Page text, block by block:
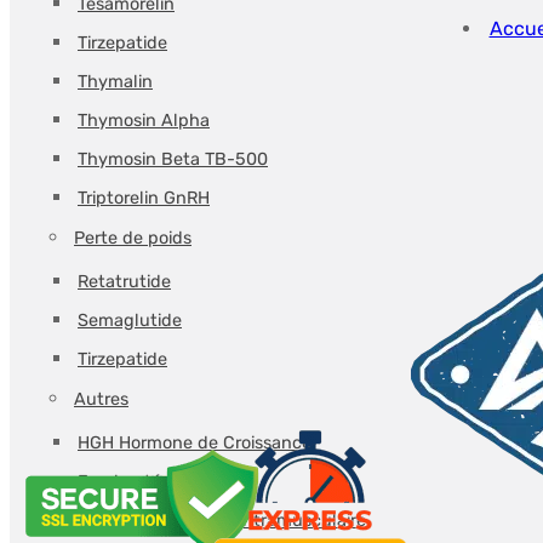
Tirzepatide
Thymalin
Thymosin Alpha
Thymosin Beta TB-500
Triptorelin GnRH
Perte de poids
Retatrutide
Semaglutide
Tirzepatide
Autres
HGH Hormone de Croissance
Eau bactériostatique
Seringues injection intramusculaire
DEUS-
MEDICAL